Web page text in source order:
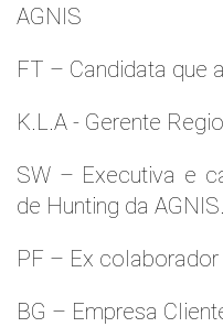
AGNIS
FT – Candidata que
K.L.A - Gerente
SW – Executiva e
de Hunting da AGNIS.
PF – Ex colaborador
BG – Empresa